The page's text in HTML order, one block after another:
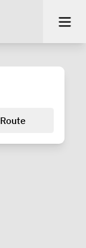
Route